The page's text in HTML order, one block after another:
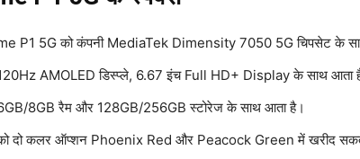
P1 5G को कंपनी MediaTek Dimensity 7050 5G चिपसेट के
AMOLED डिस्प्ले, 6.67 इंच Full HD+ Display के साथ आता
8GB रैम और 128GB/256GB स्टोरेज के साथ आता है।
दो कलर ऑप्शन Phoenix Red और Peacock Green में खरीद